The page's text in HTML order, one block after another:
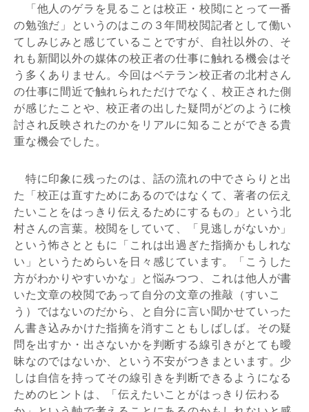
「他人のゲラを見ることは校正・校閲にとって一番
の勉強だ」というのはこの３年間校閲記者として働い
てしみじみと感じていることですが、自社以外の、そ
れも新聞以外の媒体の校正者の仕事に触れる機会はそ
う多くありません。今回はベテラン校正者の北村さん
の仕事に間近で触れられただけでなく、校正された側
が感じたことや、校正者の出した疑問がどのように検
討され反映されたのかをリアルに知ることができる貴
重な機会でした。
特に印象に残ったのは、話の流れの中でさらりと出
た「校正は直すためにあるのではなくて、著者の伝え
たいことをはっきり伝えるためにするもの」という北
村さんの言葉。校閲をしていて、「見逃しがないか」
という怖さとともに「これは出過ぎた指摘かもしれな
い」というためらいを日々感じています。「こうした
方がわかりやすいかな」と悩みつつ、これは他人が書
いた文章の校閲であって自分の文章の推敲（すいこ
う）ではないのだから、と自分に言い聞かせていった
ん書き込みかけた指摘を消すこともしばしば。その疑
問を出すか・出さないかを判断する線引きがとても曖
昧なのではないか、という不安がつきまといます。少
しは自信を持ってその線引きを判断できるようになる
ためのヒントは、「伝えたいことがはっきり伝わる